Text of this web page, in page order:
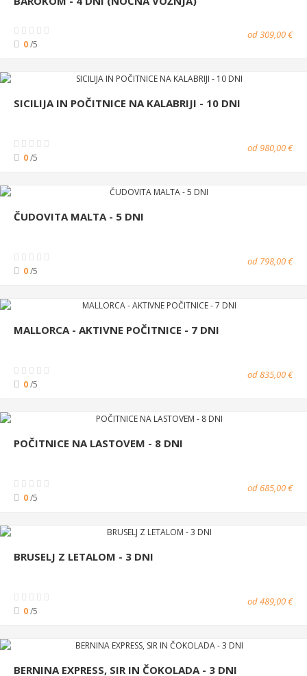
0/5
od 309,00 €
SICILIJA IN POČITNICE NA KALABRIJI - 10 DNI
0/5
od 980,00 €
ČUDOVITA MALTA - 5 DNI
0/5
od 798,00 €
MALLORCA - AKTIVNE POČITNICE - 7 DNI
0/5
od 835,00 €
POČITNICE NA LASTOVEM - 8 DNI
0/5
od 685,00 €
BRUSELJ Z LETALOM - 3 DNI
0/5
od 489,00 €
BERNINA EXPRESS, SIR IN ČOKOLADA - 3 DNI